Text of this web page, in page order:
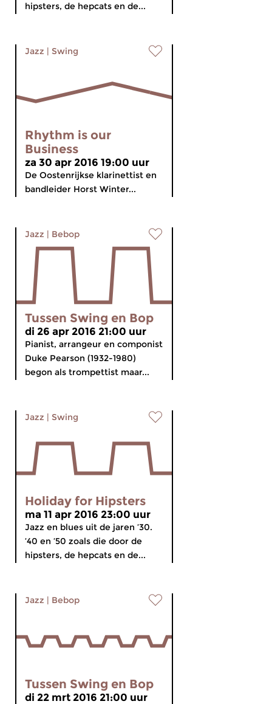
hipsters, de hepcats en de...
Jazz | Swing
Rhythm is our
Business
za 30 apr 2016 19:00 uur
De Oostenrijkse klarinettist en
bandleider Horst Winter...
Jazz | Bebop
Tussen Swing en Bop
di 26 apr 2016 21:00 uur
Pianist, arrangeur en componist
Duke Pearson (1932-1980)
begon als trompettist maar...
Jazz | Swing
Holiday for Hipsters
ma 11 apr 2016 23:00 uur
Jazz en blues uit de jaren ’30.
’40 en ’50 zoals die door de
hipsters, de hepcats en de...
Jazz | Bebop
Tussen Swing en Bop
di 22 mrt 2016 21:00 uur